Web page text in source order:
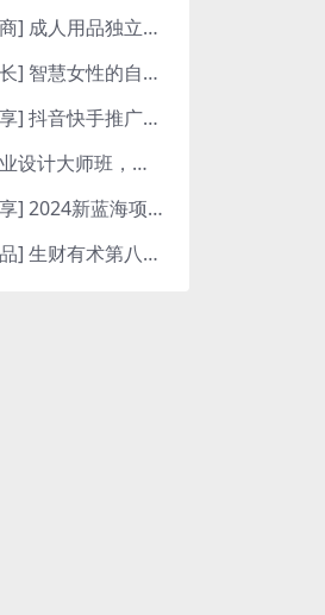
[跨境电商] 成人用品独立站从0-1入门，运营全流程教学，七大好卖成品独立站推荐（6节课
[商业成长] 智慧女性的自我成长课程 人人都可用的人际关系修炼（22节课程）
[大佬分享] 抖音快手推广壁纸，0粉丝0基础可操作，变现快，日入300+
AIGC商业设计大师班，商业设计全流程（22节课）
[大佬分享] 2024新蓝海项目 无门槛高利润长期稳定 纯手机操作 单日收益3000+ 小白当天上手
[高端精品] 生财有术第八期：复制高手赚钱方法 月入N万各种方法复盘（更新到20240417）